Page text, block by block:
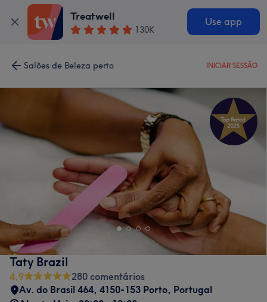
Treatwell
130K
Use app
Salões de Beleza perto INICIAR SESSÃO
Taty Brazil
4,9
280 comentários
Av. do Brasil 464, 4150-153 Porto, Portugal